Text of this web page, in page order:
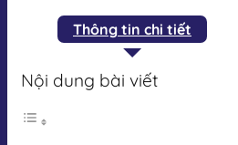
Thông tin chi tiết
Nội dung bài viết